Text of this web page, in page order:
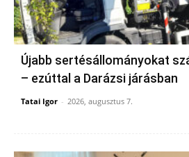
Újabb sertésállományokat
– ezúttal a Darázsi járásban
Tatai Igor - 2026, augusztus 7.